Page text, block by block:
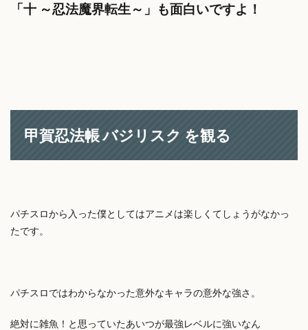
「十 ～忍法魔界転生～」も面白いですよ！
甲賀忍法帳 バジリスク を観る
パチスロから入った僕としてはアニメは楽しくてしょうがなかっ
たです。
パチスロではわからなかった意外なキャラの意外な強さ。
絶対に雑魚！と思っていたあいつが最強レベルに強いなん